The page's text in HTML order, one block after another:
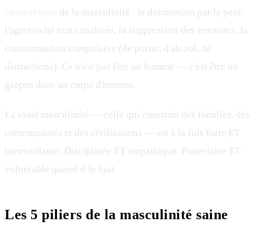
de la masculinité : la domination par la peur,
l'agressivité non canalisée, la suppression des émotions, la
consommation compulsive (de porno, d'alcool, de
distractions). Ce n'est pas être un homme — c'est être un
garçon dans un corps d'homme.
La vraie masculinité — celle qui construit des familles, des
communautés et des civilisations — est à la fois forte ET
bienveillante. Disciplinée ET empathique. Protectrice ET
vulnérable quand il le faut.
Les 5 piliers de la masculinité saine